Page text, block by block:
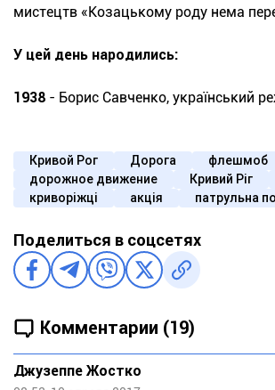
мистецтв «Козацькому роду нема
У цей день народились:
1938 - Борис Савченко, український
Кривой Рог Дорога флешмоб
дорожное движение
Кривий Ріг
криворіжці
акція патрульна
Поделиться в соцсетях
Комментарии (19)
Джузeппe Жocткo